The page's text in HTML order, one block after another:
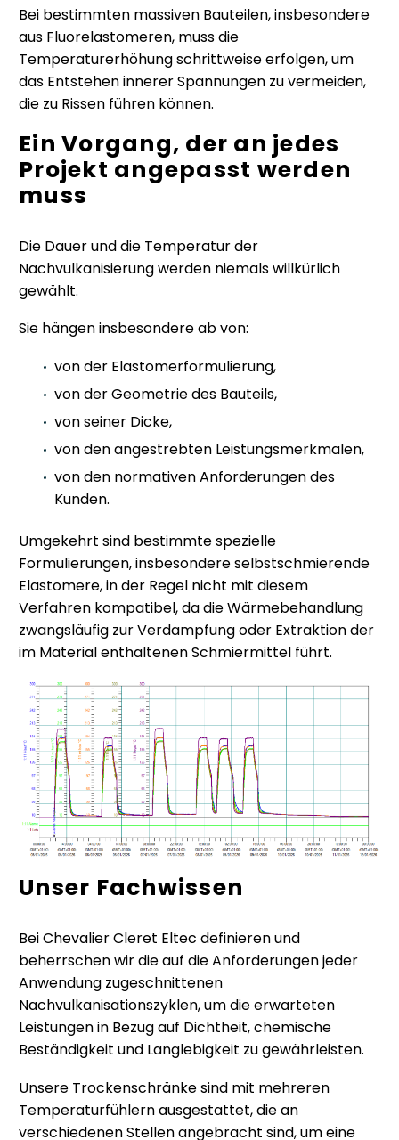
Bei bestimmten massiven Bauteilen, insbesondere
aus Fluorelastomeren, muss die
Temperaturerhöhung schrittweise erfolgen, um
das Entstehen innerer Spannungen zu vermeiden,
die zu Rissen führen können.
Ein Vorgang, der an jedes
Projekt angepasst werden
muss
Die Dauer und die Temperatur der
Nachvulkanisierung werden niemals willkürlich
gewählt.
Sie hängen insbesondere ab von:
von der Elastomerformulierung,
von der Geometrie des Bauteils,
von seiner Dicke,
von den angestrebten Leistungsmerkmalen,
von den normativen Anforderungen des
Kunden.
Umgekehrt sind bestimmte spezielle
Formulierungen, insbesondere selbstschmierende
Elastomere, in der Regel nicht mit diesem
Verfahren kompatibel, da die Wärmebehandlung
zwangsläufig zur Verdampfung oder Extraktion der
im Material enthaltenen Schmiermittel führt.
Unser Fachwissen
Bei Chevalier Cleret Eltec definieren und
beherrschen wir die auf die Anforderungen jeder
Anwendung zugeschnittenen
Nachvulkanisationszyklen, um die erwarteten
Leistungen in Bezug auf Dichtheit, chemische
Beständigkeit und Langlebigkeit zu gewährleisten.
Unsere Trockenschränke sind mit mehreren
Temperaturfühlern ausgestattet, die an
verschiedenen Stellen angebracht sind, um eine